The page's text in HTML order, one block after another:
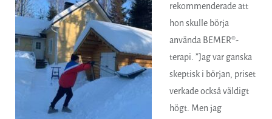
rekommenderade att
hon skulle börja
använda BEMER®-
terapi. ”Jag var ganska
skeptisk i början, priset
verkade också väldigt
högt. Men jag